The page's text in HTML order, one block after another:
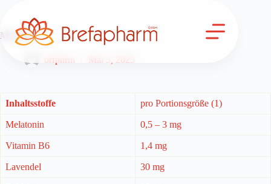
springen
Melatonin
brfphrm Mai 5, 2025
Inhaltsstoffe pro Portionsgröße (1)
Melatonin 0,5 – 3 mg
Vitamin B6 1,4 mg
Lavendel 30 mg